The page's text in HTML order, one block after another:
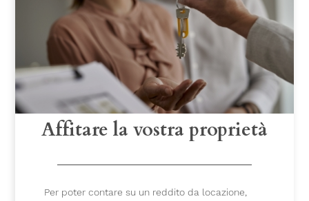
Affitare la vostra proprietà
Per poter contare su un reddito da locazione,